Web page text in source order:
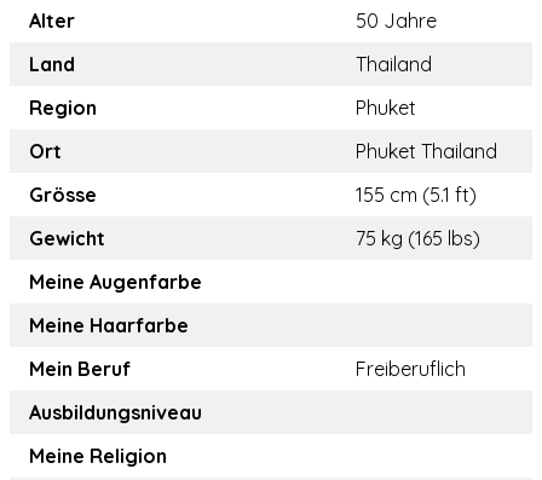
Alter
50 Jahre
Land
Thailand
Region
Phuket
Ort
Phuket Thailand
Grösse
155 cm (5.1 ft)
Gewicht
75 kg (165 lbs)
Meine Augenfarbe
Meine Haarfarbe
Mein Beruf
Freiberuflich
Ausbildungsniveau
Meine Religion